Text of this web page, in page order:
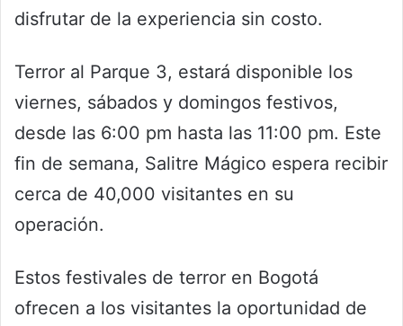
disfrutar de la experiencia sin costo.
Terror al Parque 3, estará disponible los
viernes, sábados y domingos festivos,
desde las 6:00 pm hasta las 11:00 pm. Este
fin de semana, Salitre Mágico espera recibir
cerca de 40,000 visitantes en su
operación.
Estos festivales de terror en Bogotá
ofrecen a los visitantes la oportunidad de